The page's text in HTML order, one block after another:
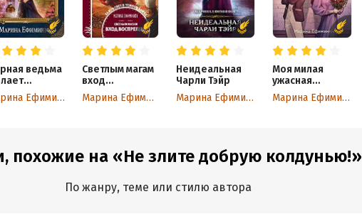
ведьма
Марина Ефиминюк
Светлым магам
вход
воспрещен
Марина Ефиминюк
Неидеальная
Чарли Тэйр
Марина Ефиминюк
Моя милая
ужасная
невеста
Марина Ефиминюк
похожие на «Не злите добрую колдунью!»
По жанру, теме или стилю автора